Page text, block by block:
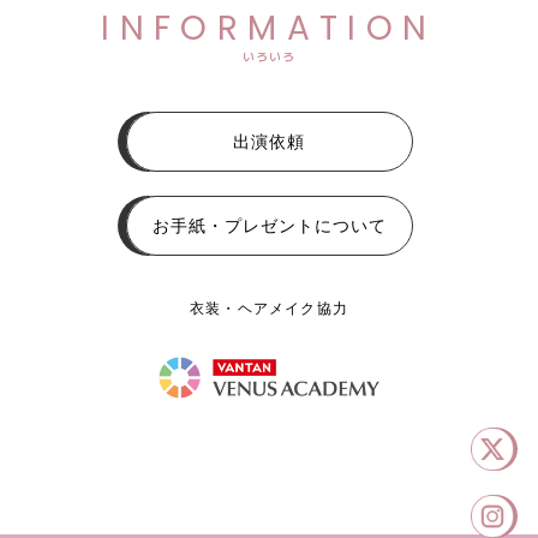
INFORMATION
いろいろ
出演依頼
お手紙・プレゼントについて
衣装・ヘアメイク協力